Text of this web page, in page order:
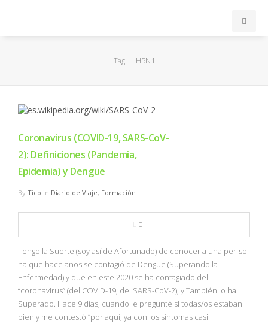
EuroLeague
FIBA
OTROS
NBA
MULTIMEDIA
Tag: H5N1
Coronavirus (COVID-19, SARS-CoV-
2): Definiciones (Pandemia,
Epidemia) y Dengue
By Tico in Diario de Viaje, Formación
0
Tengo la Suerte (soy así de Afortunado) de conocer a una per-so-
na que hace años se contagió de Dengue (Superando la
Enfermedad) y que en este 2020 se ha contagiado del
“coronavirus” (del COVID-19, del SARS-CoV-2), y También lo ha
Superado. Hace 9 días, cuando le pregunté si todas/os estaban
bien y me contestó “por aquí, ya con los síntomas casi